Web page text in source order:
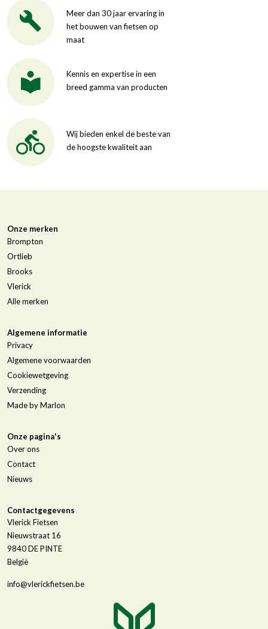
Meer dan 30 jaar ervaring in
het bouwen van fietsen op
maat
Kennis en expertise in een
breed gamma van producten
Wij bieden enkel de beste van
de hoogste kwaliteit aan
Onze merken
Brompton
Ortlieb
Brooks
Vlerick
Alle merken
Algemene informatie
Privacy
Algemene voorwaarden
Cookiewetgeving
Verzending
Made by Marlon
Onze pagina's
Over ons
Contact
Nieuws
Contactgegevens
Vlerick Fietsen
Nieuwstraat 16
9840DE PINTE
België
info@vlerickfietsen.be